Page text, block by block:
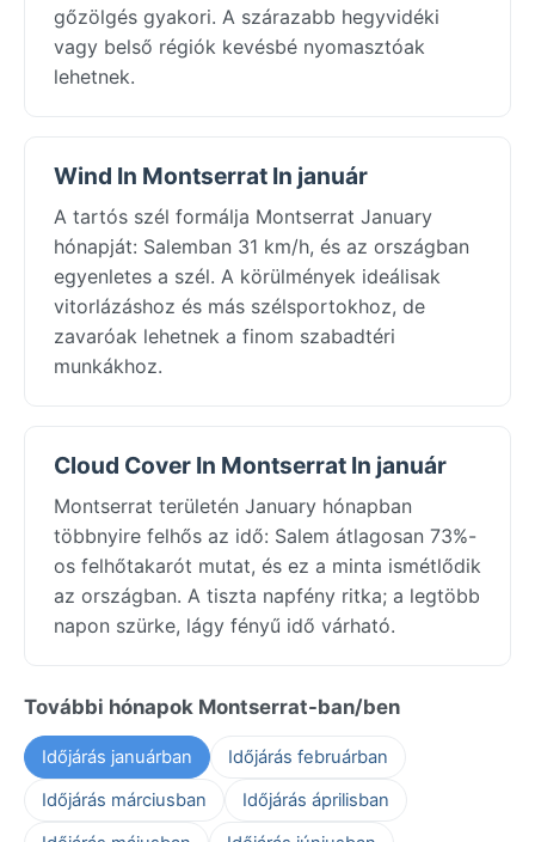
gőzölgés gyakori. A szárazabb hegyvidéki
vagy belső régiók kevésbé nyomasztóak
lehetnek.
Wind In Montserrat In január
A tartós szél formálja Montserrat January
hónapját: Salemban 31 km/h, és az országban
egyenletes a szél. A körülmények ideálisak
vitorlázáshoz és más szélsportokhoz, de
zavaróak lehetnek a finom szabadtéri
munkákhoz.
Cloud Cover In Montserrat In január
Montserrat területén January hónapban
többnyire felhős az idő: Salem átlagosan 73%-
os felhőtakarót mutat, és ez a minta ismétlődik
az országban. A tiszta napfény ritka; a legtöbb
napon szürke, lágy fényű idő várható.
További hónapok Montserrat-ban/ben
Időjárás januárban
Időjárás februárban
Időjárás márciusban
Időjárás áprilisban